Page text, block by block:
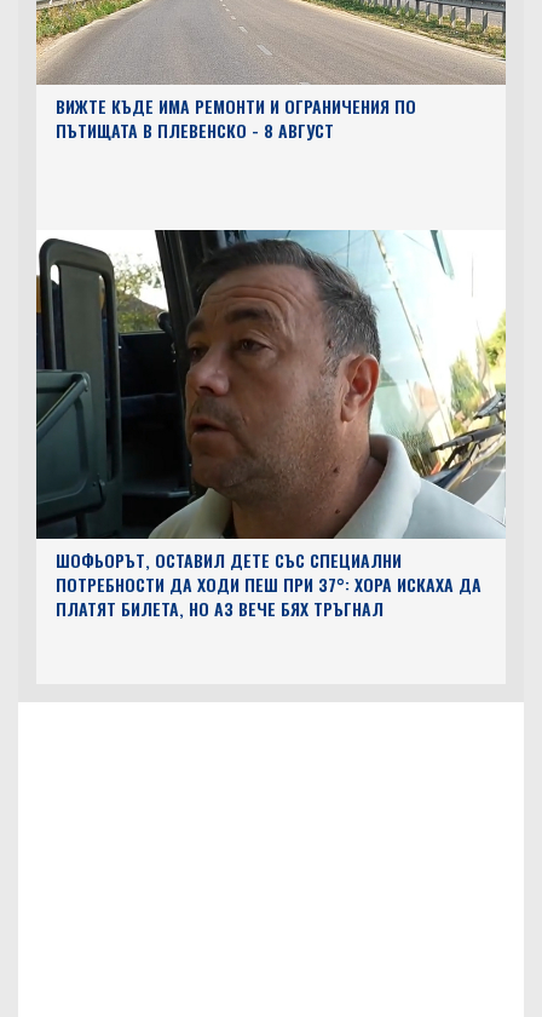
ВИЖТЕ КЪДЕ ИМА РЕМОНТИ И ОГРАНИЧЕНИЯ ПО
ПЪТИЩАТА В ПЛЕВЕНСКО - 8 АВГУСТ
ШОФЬОРЪТ, ОСТАВИЛ ДЕТЕ СЪС СПЕЦИАЛНИ
ПОТРЕБНОСТИ ДА ХОДИ ПЕШ ПРИ 37°: ХОРА ИСКАХА ДА
ПЛАТЯТ БИЛЕТА, НО АЗ ВЕЧЕ БЯХ ТРЪГНАЛ